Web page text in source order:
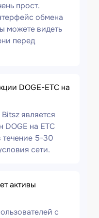
прост.
обмена
можете видеть
перед
DOGE-ETC на
является
на ETC
течение 5-30
сети.
активы
с